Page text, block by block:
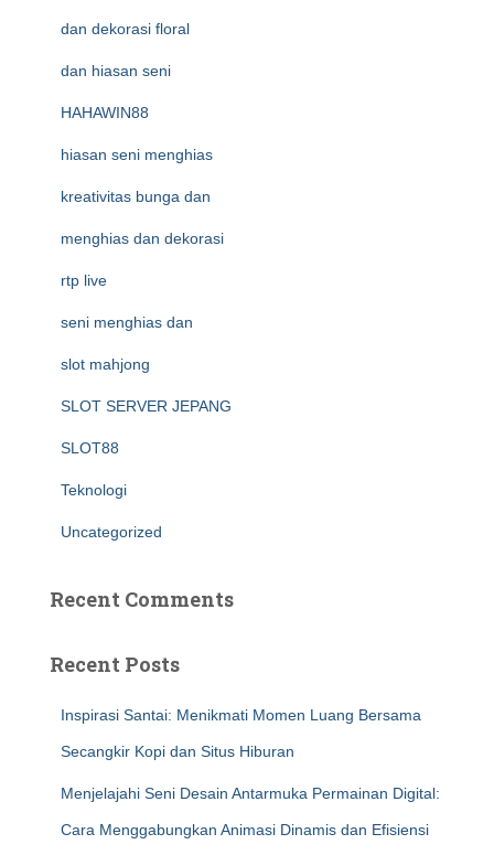
dan dekorasi floral
dan hiasan seni
HAHAWIN88
hiasan seni menghias
kreativitas bunga dan
menghias dan dekorasi
rtp live
seni menghias dan
slot mahjong
SLOT SERVER JEPANG
SLOT88
Teknologi
Uncategorized
Recent Comments
Recent Posts
Inspirasi Santai: Menikmati Momen Luang Bersama
Secangkir Kopi dan Situs Hiburan
Menjelajahi Seni Desain Antarmuka Permainan Digital:
Cara Menggabungkan Animasi Dinamis dan Efisiensi